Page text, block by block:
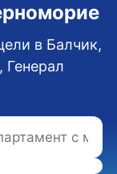
в Балчик,